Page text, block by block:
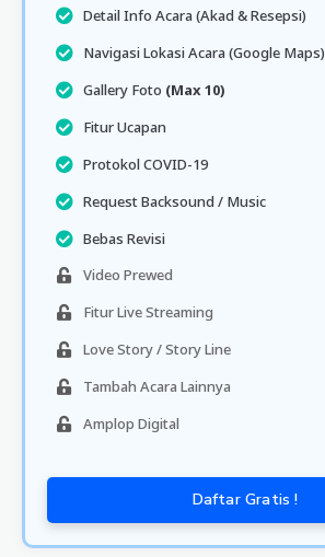
Detail Info Acara (Akad & Resepsi)
Navigasi Lokasi Acara (Google Maps)
Gallery Foto (Max 10)
Fitur Ucapan
Protokol COVID-19
Request Backsound / Music
Bebas Revisi
Video Prewed
Fitur Live Streaming
Love Story / Story Line
Tambah Acara Lainnya
Amplop Digital
Daftar Gratis !